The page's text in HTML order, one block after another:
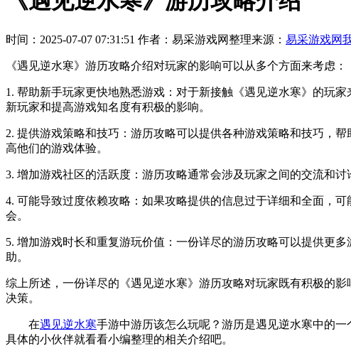
时间：2025-07-07 07:31:51 作者：易采游戏网整理来源： 易采游戏网
《遇见逆水寒》游历攻略介绍对玩家的影响可以从多个方面来考虑：
1. 帮助新手玩家更快地熟悉游戏：对于新接触《遇见逆水寒》的玩
新玩家和提高游戏知名度有积极的影响。
2. 提供游戏策略和技巧：游历攻略可以提供各种游戏策略和技巧，
高他们的游戏体验。
3. 增加游戏社区的活跃度：游历攻略通常会涉及玩家之间的交流和
4. 可能导致过度依赖攻略：如果攻略提供的信息过于详细和全面，
会。
5. 增加游戏时长和重复游玩价值：一份详尽的游历攻略可以提供更
助。
综上所述，一份详尽的《遇见逆水寒》游历攻略对玩家既有积极的
决策。
在遇见逆水寒手游中游历该怎么玩呢？游历是遇见逆水寒中的
具体的小伙伴就看看小编整理的相关介绍吧。